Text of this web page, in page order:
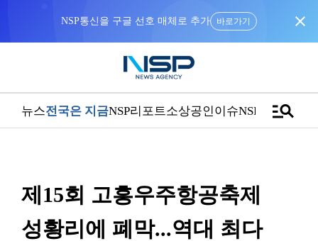
NSP통신을 구글 선호 매체로 추가 바로가기 close
뉴스전국은 지금NSP리포트소상공인이슈NSPTVmanage_search
제15회 고흥우주항공축제
성황리에 폐막...역대 최다